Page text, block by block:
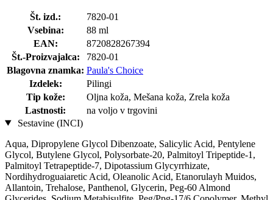
Št. izd.:
7820-01
Vsebina:
88 ml
EAN:
8720828267394
Št.-Proizvajalca:
7820-01
Blagovna znamka: Paula's Choice
Izdelek:
Pilingi
Tip kože:
Oljna koža, Mešana koža, Zrela koža
Lastnosti:
na voljo v trgovini
Sestavine (INCI)
Aqua, Dipropylene Glycol Dibenzoate, Salicylic Acid, Pentylene
Glycol, Butylene Glycol, Polysorbate-20, Palmitoyl Tripeptide-1,
Palmitoyl Tetrapeptide-7, Dipotassium Glycyrrhizate,
Nordihydroguaiaretic Acid, Oleanolic Acid, Etanorulayh Muidos,
Allantoin, Trehalose, Panthenol, Glycerin, Peg-60 Almond